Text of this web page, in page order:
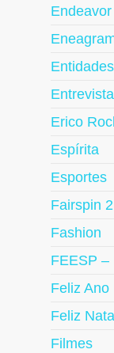
Endeavor
Entidades
Erico
Espírita
Esportes
Fairspin 2
Fashion
FEESP –
Feliz Ano
Feliz Natal
Filmes